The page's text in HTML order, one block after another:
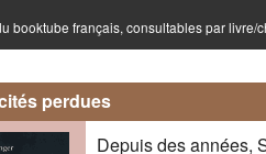
booktube français, consultables par livre/
perdues
Depuis des années,